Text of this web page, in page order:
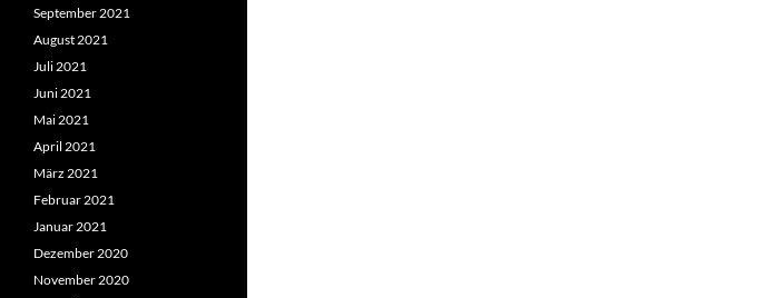
September 2021
August 2021
Juli 2021
Juni 2021
Mai 2021
April 2021
März 2021
Februar 2021
Januar 2021
Dezember 2020
November 2020